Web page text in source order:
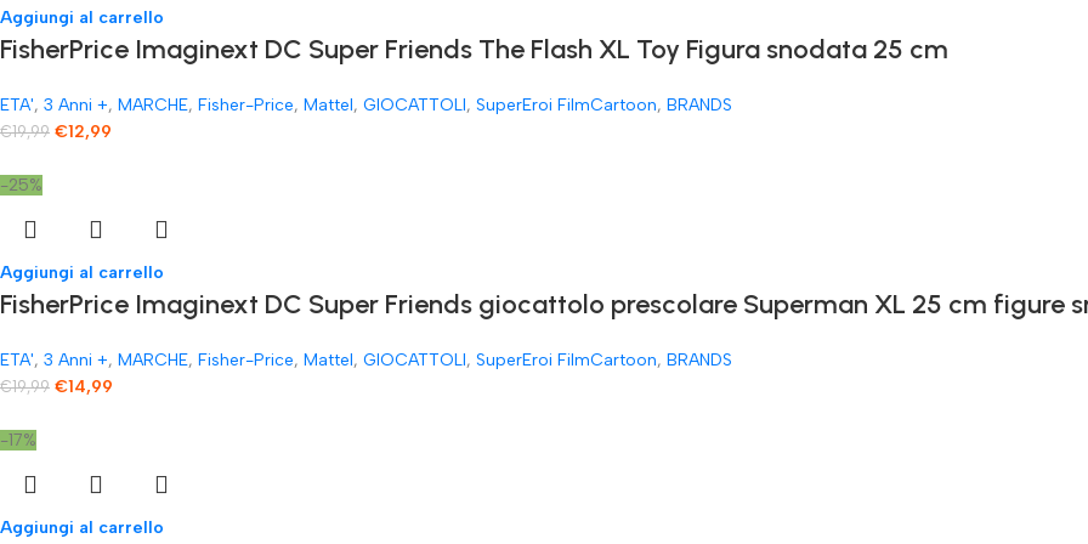
Aggiungi al carrello
FisherPrice Imaginext DC Super Friends The Flash XL Toy Figura snodata 25 cm
ETA', 3 Anni +, MARCHE, Fisher-Price, Mattel, GIOCATTOLI, SuperEroi FilmCartoon, BRANDS
€19,99 €12,99
-25%
Aggiungi al carrello
FisherPrice Imaginext DC Super Friends giocattolo prescolare Superman XL 25 cm figure
ETA', 3 Anni +, MARCHE, Fisher-Price, Mattel, GIOCATTOLI, SuperEroi FilmCartoon, BRANDS
€19,99 €14,99
-17%
Aggiungi al carrello